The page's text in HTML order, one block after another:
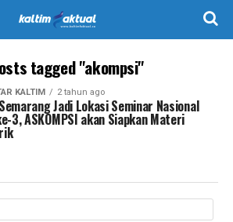
tagged "akompsi"
KALTIM 2 tahun ago
Jadi Lokasi Seminar Nasional
3, ASKOMPSI akan Siapkan Materi